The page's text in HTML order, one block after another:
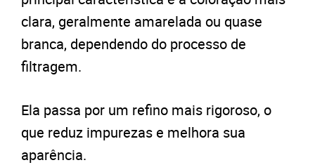
clara, geralmente amarelada ou quase
branca, dependendo do processo de
filtragem.
Ela passa por um refino mais rigoroso, o
que reduz impurezas e melhora sua
aparência.